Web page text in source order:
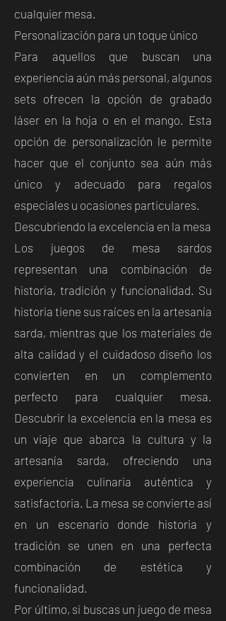
cualquier mesa.
Personalización para un toque único
Para aquellos que buscan una
experiencia aún más personal, algunos
sets ofrecen la opción de grabado
láser en la hoja o en el mango. Esta
opción de personalización le permite
hacer que el conjunto sea aún más
único y adecuado para regalos
especiales u ocasiones particulares.
Descubriendo la excelencia en la mesa
Los juegos de mesa sardos
representan una combinación de
historia, tradición y funcionalidad. Su
historia tiene sus raíces en la artesanía
sarda, mientras que los materiales de
alta calidad y el cuidadoso diseño los
convierten en un complemento
perfecto para cualquier mesa.
Descubrir la excelencia en la mesa es
un viaje que abarca la cultura y la
artesanía sarda, ofreciendo una
experiencia culinaria auténtica y
satisfactoria. La mesa se convierte así
en un escenario donde historia y
tradición se unen en una perfecta
combinación de estética y
funcionalidad.
Por último, si buscas un juego de mesa